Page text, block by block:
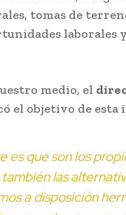
tomas de
laborales
medio, el
el objetivo de esta
es que son los
las
a disposición